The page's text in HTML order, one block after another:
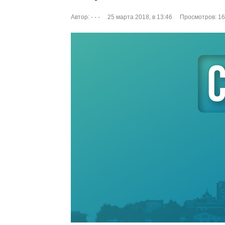
Автор: - - - 25 марта 2018, в 13:46 Просмотров: